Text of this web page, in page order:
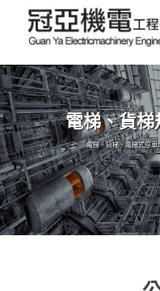
電梯、貨梯
電梯、貨梯、電梯式停車